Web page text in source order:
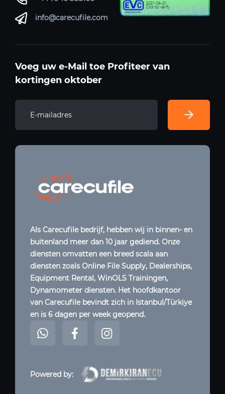
info@carecufile.com
Voeg uw e-Mail toe Profiteer van
kortingen oktober
Als Carecufile bedrijf, hebben wij in binnen- en
buitenland meer dan 10 jaar gediend. Onze
diensten omvatten een breed scala aan
diensten zoals Online File Supply, Dealerships,
Equipment Rental, WinOLS Trainingen,
Dynamometer diensten. Het hoofdkantoor
van Carecufile bevindt zich in Istanbul/Türkiye
en is 6 dagen per week geopend.
Powered by: